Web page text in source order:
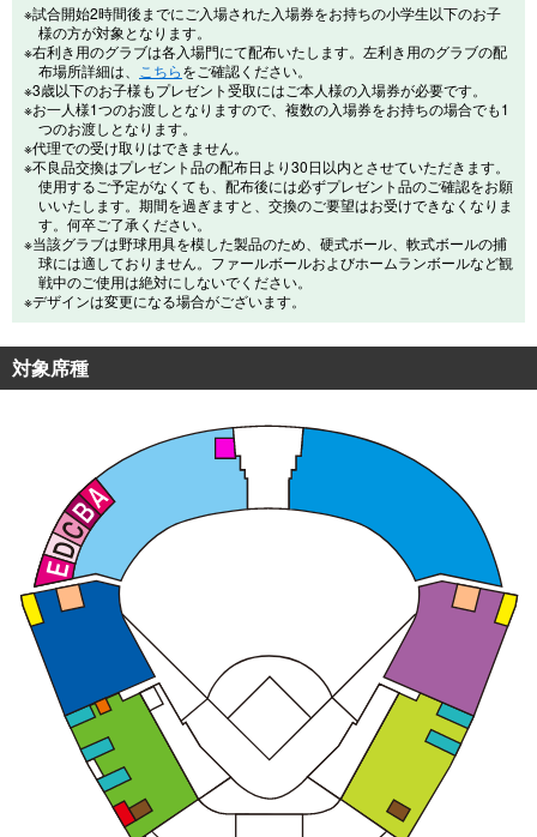
※試合開始2時間後までにご入場された入場券をお持ちの小学生以下のお子
様の方が対象となります。
※右利き用のグラブは各入場門にて配布いたします。左利き用のグラブの配
布場所詳細は、
こちらをご確認ください。
※3歳以下のお子様もプレゼント受取にはご本人様の入場券が必要です。
※お一人様1つのお渡しとなりますので、複数の入場券をお持ちの場合でも1
つのお渡しとなります。
※代理での受け取りはできません。
※不良品交換はプレゼント品の配布日より30日以内とさせていただきます。
使用するご予定がなくても、配布後には必ずプレゼント品のご確認をお願
いいたします。期間を過ぎますと、交換のご要望はお受けできなくなりま
す。何卒ご了承ください。
※当該グラブは野球用具を模した製品のため、硬式ボール、軟式ボールの捕
球には適しておりません。ファールボールおよびホームランボールなど観
戦中のご使用は絶対にしないでください。
※デザインは変更になる場合がございます。
対象席種